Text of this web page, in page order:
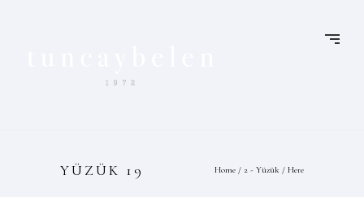
YÜZÜK 19 Home / 2 - Yüzük / Here